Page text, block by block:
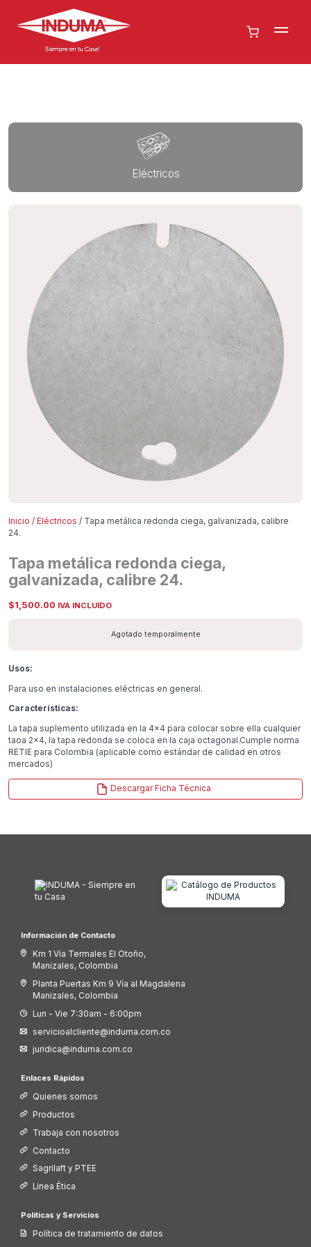
Eléctricos
Inicio / Eléctricos / Tapa metálica redonda ciega, galvanizada, calibre
24.
Tapa metálica redonda ciega,
galvanizada, calibre 24.
$1,500.00 IVA INCLUIDO
Agotado temporalmente
Usos:
Para uso en instalaciones eléctricas en general.
Características:
La tapa suplemento utilizada en la 4×4 para colocar sobre ella cualquier
taoa 2×4, la tapa redonda se coloca en la caja octagonal.Cumple norma
RETIE para Colombia (aplicable como estándar de calidad en otros
mercados)
Descargar Ficha Técnica
Información de Contacto
Km 1 Vía Termales El Otoño,
Manizales, Colombia
Planta Puertas Km 9 Vía al Magdalena
Manizales, Colombia
Lun - Vie 7:30am - 6:00pm
servicioalcliente@induma.com.co
juridica@induma.com.co
Enlaces Rápidos
Quienes somos
Productos
Trabaja con nosotros
Contacto
Sagrilaft y PTEE
Línea Ética
Políticas y Servicios
Política de tratamiento de datos